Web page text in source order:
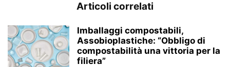
Articoli correlati
Imballaggi compostabili,
Assobioplastiche: “Obbligo di
compostabilità una vittoria per la
filiera”